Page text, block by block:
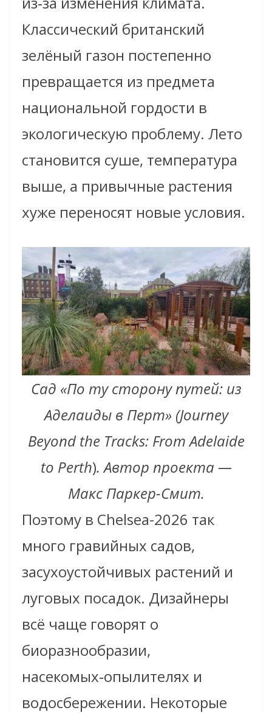
Классический британский
зелёный газон постепенно
превращается из предмета
национальной гордости в
экологическую проблему. Лето
становится суше, температура
выше, а привычные растения
хуже переносят новые условия.
Сад «По ту сторону путей: из
Аделаиды в Перт» (Journey
Beyond the Tracks: From Adelaide
to Perth). Автор проекта —
Макс Паркер-Смит.
Поэтому в Chelsea-2026 так
много гравийных садов,
засухоустойчивых растений и
луговых посадок. Дизайнеры
всё чаще говорят о
биоразнообразии,
насекомых‑опылителях и
водосбережении. Некоторые